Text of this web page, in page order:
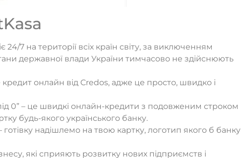
24/7 на території всіх країн світу, за виключенням
державної влади України тимчасово не здійснюють
кредит онлайн від Credos, адже це просто, швидко і
0” – це швидкі онлайн-кредити з подовженим строком
будь-якого українського банку.
готівку надішлемо на твою картку, логотип якого б банку
які сприяють розвитку нових підприємств і